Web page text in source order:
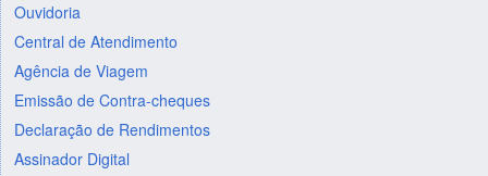
Ouvidoria
Central de Atendimento
Agência de Viagem
Emissão de Contra-cheques
Declaração de Rendimentos
Assinador Digital